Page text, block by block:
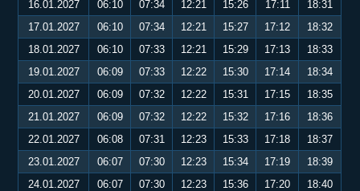
16.01.2027
06:10 07:34 12:21 15:26 17:11
18:31
17.01.2027
06:10 07:34 12:21 15:27 17:12
18:32
18.01.2027
06:10 07:33 12:21 15:29 17:13
18:33
19.01.2027
06:09 07:33 12:22 15:30 17:14
18:34
20.01.2027
06:09 07:32 12:22 15:31 17:15
18:35
21.01.2027
06:09 07:32 12:22 15:32 17:16
18:36
22.01.2027
06:08 07:31 12:23 15:33 17:18
18:37
23.01.2027
06:07 07:30 12:23 15:34 17:19
18:39
24.01.2027
06:07 07:30 12:23 15:36 17:20
18:40